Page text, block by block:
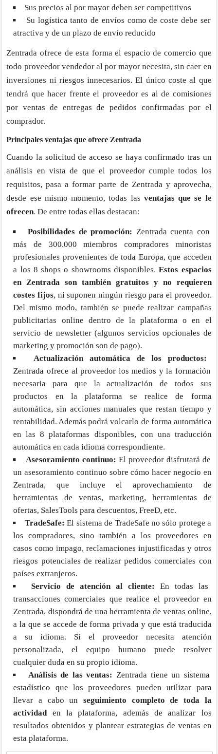
Sus precios al por mayor deben ser competitivos
Su logística tanto de envíos como de coste debe ser
atractiva y de un plazo de envío reducido
Zentrada ofrece de esta forma el espacio de comercio que
todo proveedor vendedor al por mayor necesita, sin caer en
inversiones ni riesgos innecesarios. El único coste al que
tendrá que hacer frente el proveedor es al de comisiones
por ventas de entregas de pedidos confirmadas por el
comprador.
Principales ventajas que ofrece Zentrada
Cuando la solicitud de acceso se haya confirmado tras un
análisis en vista de que el proveedor cumple todos los
requisitos, pasa a formar parte de Zentrada y aprovecha,
desde ese mismo momento, todas las ventajas que se le
ofrecen. De entre todas ellas destacan:
Posibilidades de promoción: Zentrada cuenta con
más de 300.000 miembros compradores minoristas
profesionales provenientes de toda Europa, que acceden
a los 8 shops o showrooms disponibles.Estos espacios
en Zentrada son también gratuitos y no requieren
costes fijos, ni suponen ningún riesgo para el proveedor.
Del mismo modo, también se puede realizar campañas
publicitarias online dentro de la plataforma o en el
servicio de newsletter (algunos servicios opcionales de
marketing y promoción son de pago).
Actualización automática de los productos:
Zentrada ofrece al proveedor los medios y la formación
necesaria para que la actualización de todos sus
productos en la plataforma se realice de forma
automática, sin acciones manuales que restan tiempo y
rentabilidad. Además podrá volcarlo de forma automática
en las 8 plataformas disponibles, con una traducción
automática en cada idioma correspondiente.
Asesoramiento continuo: El proveedor disfrutará de
un asesoramiento continuo sobre cómo hacer negocio en
Zentrada, que incluye el aprovechamiento de
herramientas de ventas, marketing, herramientas de
ofertas, SalesTools para descuentos, FreeD, etc.
TradeSafe: El sistema de TradeSafe no sólo protege a
los compradores, sino también a los proveedores en
casos como impago, reclamaciones injustificadas y otros
riesgos potenciales de realizar pedidos comerciales con
países extranjeros.
Servicio de atención al cliente: En todas las
transacciones comerciales que realice el proveedor en
Zentrada, dispondrá de una herramienta de ventas online,
a la que se accede de forma privada y que está traducida
a su idioma. Si el proveedor necesita atención
personalizada, el equipo humano puede resolver
cualquier duda en su propio idioma.
Análisis de las ventas: Zentrada tiene un sistema
estadístico que los proveedores pueden utilizar para
llevar a cabo un seguimiento completo de toda la
actividad en la plataforma, además de analizar los
resultados obtenidos y plantear estrategias de ventas en
esta plataforma.